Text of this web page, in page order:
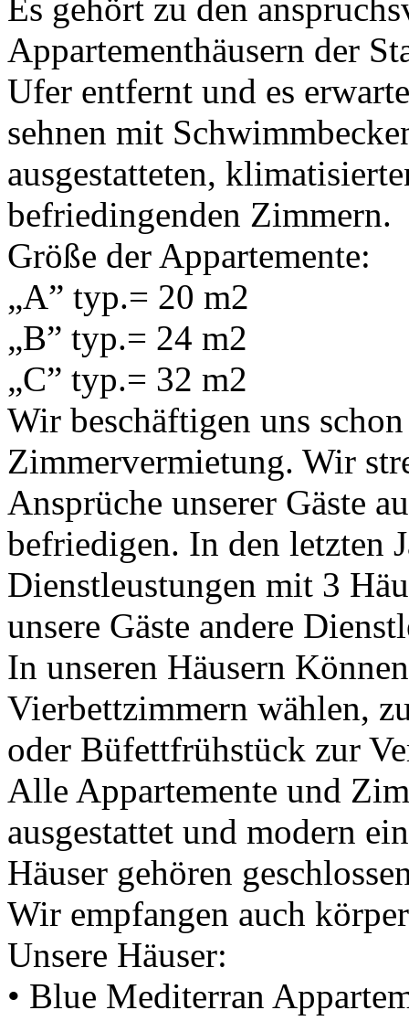
Es gehört zu den
Appartementhäusern der
Ufer entfernt und es
sehnen mit
ausgestatteten,
befriedingenden Zimmern.
Größe der Appartemente:
„A” typ.= 20 m2
„B” typ.= 24 m2
„C” typ.= 32 m2
Wir beschäftigen uns
Zimmervermietung. Wir
Ansprüche unserer Gäste
befriedigen. In den letzten
Dienstleustungen mit 3
unsere Gäste andere
In unseren Häusern
Vierbettzimmern wählen,
oder Büfettfrühstück zur
Alle Appartemente und
ausgestattet und modern
Häuser gehören
Wir empfangen auch
Unsere Häuser:
• Blue Mediterran